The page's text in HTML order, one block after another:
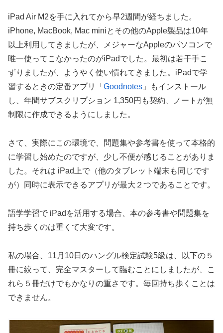
iPad Air M2を手に入れてから早2週間が経ちました。
iPhone, MacBook, Mac miniとその他のApple製品は10年
以上利用してきましたが、メジャーなAppleのパソコンで
唯一使ってこなかったのがiPadでした。最初は若干手こ
ずりましたが、ようやく使い慣れてきました。iPadで学
習するときの定番アプリ「 Goodnotes 」もインストール
し、年間サブスクリプション 1,350円も契約、ノートが無
制限に作成できるようにしました。
さて、実際にこの環境で、問題集や参考書を使って本格的
に学習し始めたのですが、少し不便が感じることがありま
した。それは iPad上で（他のタブレット端末も同じです
が）同時に表示できるアプリが最大２つであることです。
語学学習で iPadを活用する場合、本の参考書や問題集を
持ち歩くのは重くて大変です。
私の場合、11月10日のハングル検定試験5級は、以下の５
冊に絞って、完全マスターして臨むことにしましたが、こ
れら５冊だけでもかなりの重さです。毎回持ち歩くことは
できません。